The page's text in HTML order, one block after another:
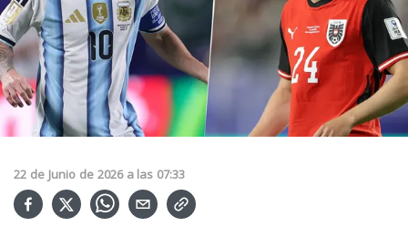
22 de Junio de 2026 a las 07:33